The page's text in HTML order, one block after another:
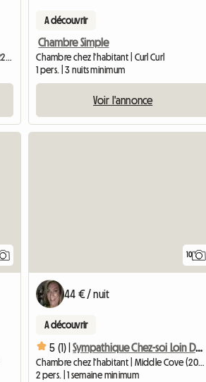
Chambre chez l'habitant | Chittaway Bay (2261)
A découvrir
Chambre Simple
Chambre chez l'habitant | Curl Curl
1 pers. | 3 nuits minimum
Voir l'annonce
10
44 € / nuit
A découvrir
5 (1) | Sympathique Chez-soi Loin De Chez Soi à Proximité Des Transports En Commun
Chambre chez l'habitant | Middle Cove (2068) | 10 M2
2 pers. | 1 semaine minimum